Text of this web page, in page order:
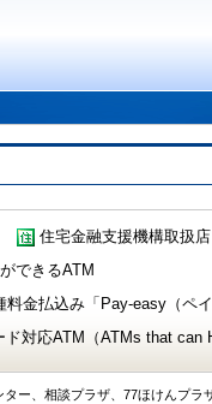
住宅金融支援機構取扱店
できるATM
金払込み「Pay-easy（ペ
ド対応ATM（ATMs that can
ー、相談プラザ、77ほけんプラ